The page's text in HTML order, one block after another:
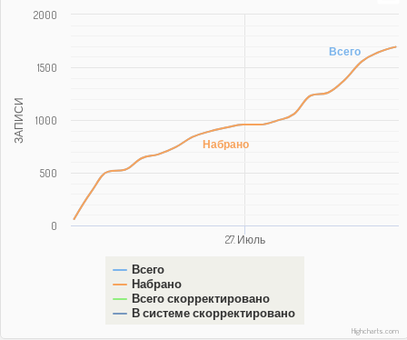
ЗАПИСИ
Всего
Набрано
27. Июль
0
500
1000
1500
2000
Всего
Набрано
Всего скорректировано
В системе скорректировано
Highcharts.com